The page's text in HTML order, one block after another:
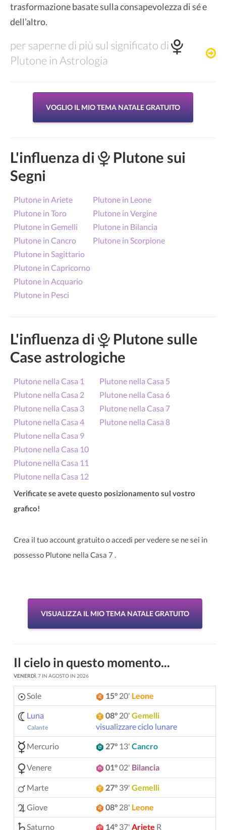
trasformazione basate sulla consapevolezza di sé e
dell’altro.
per saperne di più sul significato di
Plutone in Astrologia
VOGLIO IL MIO TEMA NATALE GRATUITO
L'influenza di
Plutone sui
Segni
Plutone in Ariete
Plutone in Toro
Plutone in Gemelli
Plutone in Cancro
Plutone in Leone
Plutone in Vergine
Plutone in Bilancia
Plutone in Scorpione
Plutone in Sagittario
Plutone in Capricorno
Plutone in Acquario
Plutone in Pesci
L'influenza di
Plutone sulle
Case astrologiche
Plutone nella Casa 1
Plutone nella Casa 2
Plutone nella Casa 3
Plutone nella Casa 4
Plutone nella Casa 5
Plutone nella Casa 6
Plutone nella Casa 7
Plutone nella Casa 8
Plutone nella Casa 9
Plutone nella Casa 10
Plutone nella Casa 11
Plutone nella Casa 12
Verificate se avete questo posizionamento sul vostro
grafico!
Crea il tuo account gratuito o accedi per vedere se ne sei in
possesso Plutone nella Casa 7 .
VISUALIZZA IL MIO TEMA NATALE GRATUITO
Il cielo in questo momento...
VENERDÌ , 7 IN AGOSTO IN 2026
Sole 15° 20' Leone
Luna
Calante
08° 20' Gemelli
visualizzare ciclo lunare
Mercurio 27° 13' Cancro
Venere 01°02' Bilancia
Marte 27° 39' Gemelli
Giove 08° 28' Leone
Saturno 14° 37' Ariete R